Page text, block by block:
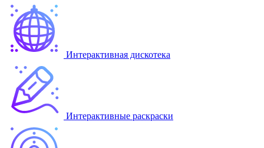
Интерактивная дискотека
Интерактивные раскраски